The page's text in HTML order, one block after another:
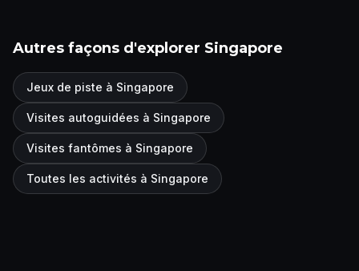
Autres façons d'explorer Singapore
Jeux de piste à Singapore
Visites autoguidées à Singapore
Visites fantômes à Singapore
Toutes les activités à Singapore